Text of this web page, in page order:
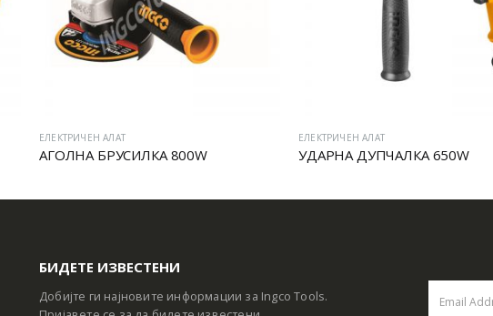
ЕЛЕКТРИЧЕН АЛАТ
АГОЛНА БРУСИЛКА 800W
ЕЛЕКТРИЧЕН АЛАТ
УДАРНА ДУПЧАЛКА 650W
БИДЕТЕ ИЗВЕСТЕНИ
Добијте ги најновите информации за Ingco Tools.